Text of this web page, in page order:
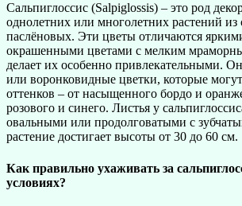
Сальпиглоссис (Salpiglossis) – это род
однолетних или многолетних растений из
паслёновых. Эти цветы отличаются
окрашенными цветами с мелким
делает их особенно привлекательными.
или воронковидные цветки, которые
оттенков – от насыщенного бордо и
розового и синего. Листья у
овальными или продолговатыми с
растение достигает высоты от 30 до 60 см.
Как правильно ухаживать за
условиях?